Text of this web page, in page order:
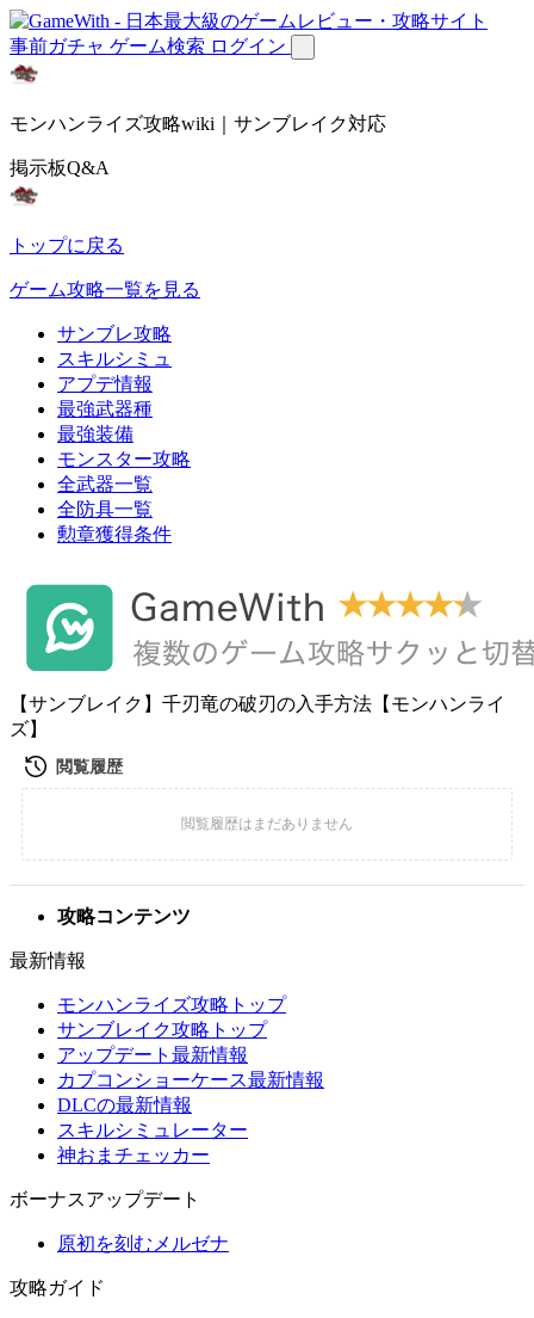
事前ガチャ ゲーム検索 ログイン
モンハンライズ攻略wiki｜サンブレイク対応
掲示板Q&A
トップに戻る
ゲーム攻略一覧を見る
サンブレ攻略
スキルシミュ
アプデ情報
最強武器種
最強装備
モンスター攻略
全武器一覧
全防具一覧
勲章獲得条件
【サンブレイク】千刃竜の破刃の入手方法【モンハンライ
ズ】
攻略コンテンツ
最新情報
モンハンライズ攻略トップ
サンブレイク攻略トップ
アップデート最新情報
カプコンショーケース最新情報
DLCの最新情報
スキルシミュレーター
神おまチェッカー
ボーナスアップデート
原初を刻むメルゼナ
攻略ガイド